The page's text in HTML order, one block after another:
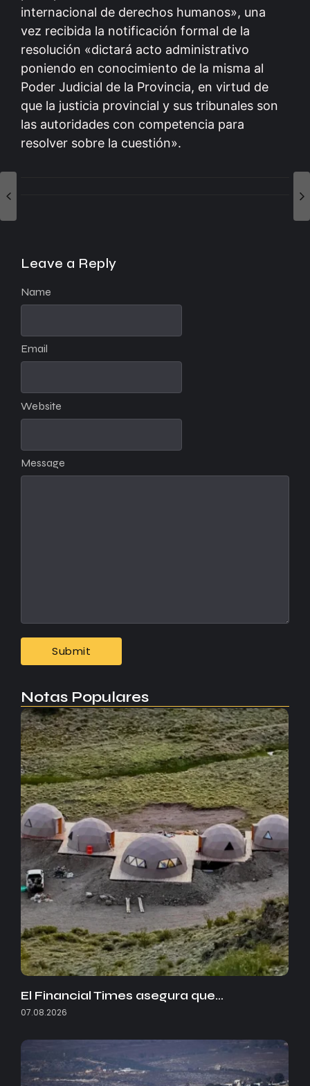
internacional de derechos humanos», una
vez recibida la notificación formal de la
resolución «dictará acto administrativo
poniendo en conocimiento de la misma al
Poder Judicial de la Provincia, en virtud de
que la justicia provincial y sus tribunales son
las autoridades con competencia para
resolver sobre la cuestión».
Leave a Reply
Message
Name
Email
Website
Notas Populares
El Financial Times asegura que…
07.08.2026